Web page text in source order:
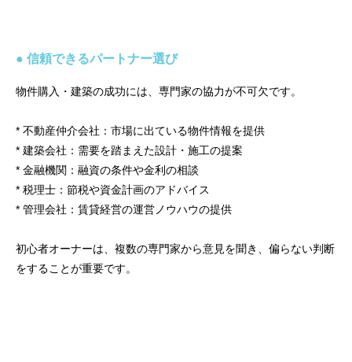
● 信頼できるパートナー選び
物件購入・建築の成功には、専門家の協力が不可欠です。
* 不動産仲介会社：市場に出ている物件情報を提供
* 建築会社：需要を踏まえた設計・施工の提案
* 金融機関：融資の条件や金利の相談
* 税理士：節税や資金計画のアドバイス
* 管理会社：賃貸経営の運営ノウハウの提供
初心者オーナーは、複数の専門家から意見を聞き、偏らない判断
をすることが重要です。